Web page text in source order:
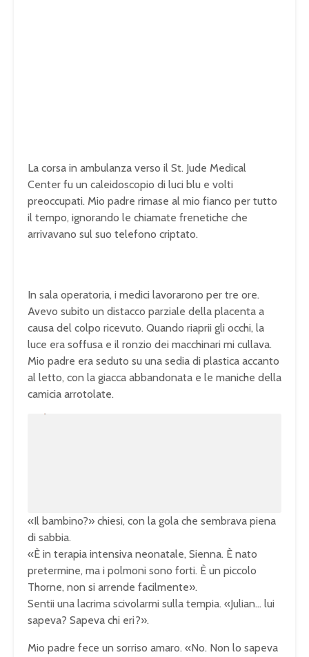
La corsa in ambulanza verso il St. Jude Medical
Center fu un caleidoscopio di luci blu e volti
preoccupati. Mio padre rimase al mio fianco per tutto
il tempo, ignorando le chiamate frenetiche che
arrivavano sul suo telefono criptato.
In sala operatoria, i medici lavorarono per tre ore.
Avevo subito un distacco parziale della placenta a
causa del colpo ricevuto. Quando riaprii gli occhi, la
luce era soffusa e il ronzio dei macchinari mi cullava.
Mio padre era seduto su una sedia di plastica accanto
al letto, con la giacca abbandonata e le maniche della
camicia arrotolate.
«Il bambino?» chiesi, con la gola che sembrava piena
di sabbia.
«È in terapia intensiva neonatale, Sienna. È nato
pretermine, ma i polmoni sono forti. È un piccolo
Thorne, non si arrende facilmente».
Sentii una lacrima scivolarmi sulla tempia. «Julian… lui
sapeva? Sapeva chi eri?».
Mio padre fece un sorriso amaro. «No. Non lo sapeva